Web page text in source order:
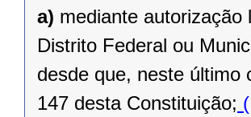
a) mediante
Distrito Federal ou
desde que, neste último
147 desta Constituição;